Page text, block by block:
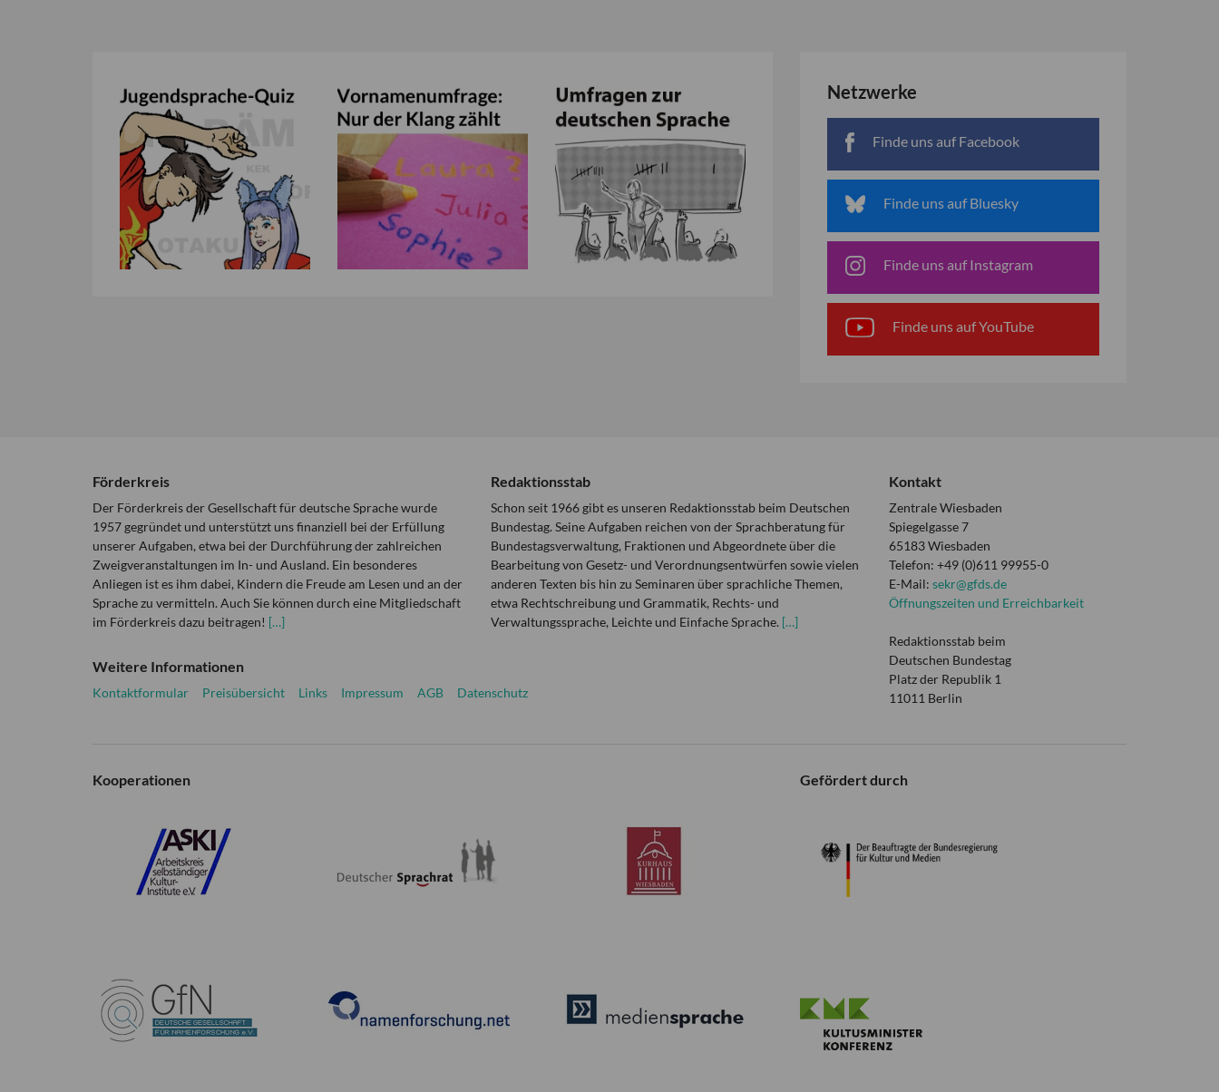
Netzwerke
Finde uns auf Facebook
Finde uns auf Bluesky
Finde uns auf Instagram
Finde uns auf YouTube
Förderkreis
Der Förderkreis der Gesellschaft für deutsche Sprache wurde
1957 gegründet und unterstützt uns finanziell bei der Erfüllung
unserer Aufgaben, etwa bei der Durchführung der zahlreichen
Zweigveranstaltungen im In- und Ausland. Ein besonderes
Anliegen ist es ihm dabei, Kindern die Freude am Lesen und an der
Sprache zu vermitteln. Auch Sie können durch eine Mitgliedschaft
im Förderkreis dazu beitragen! […]
Redaktionsstab
Schon seit 1966 gibt es unseren Redaktionsstab beim Deutschen
Bundestag. Seine Aufgaben reichen von der Sprachberatung für
Bundestagsverwaltung, Fraktionen und Abgeordnete über die
Bearbeitung von Gesetz- und Verordnungsentwürfen sowie vielen
anderen Texten bis hin zu Seminaren über sprachliche Themen,
etwa Rechtschreibung und Grammatik, Rechts- und
Verwaltungssprache, Leichte und Einfache Sprache. […]
Weitere Informationen
Kontaktformular Preisübersicht Links Impressum AGB Datenschutz
Kontakt
Zentrale Wiesbaden
Spiegelgasse 7
65183 Wiesbaden
Telefon: +49 (0)611 99955-0
E-Mail: sekr@gfds.de
Öffnungszeiten und Erreichbarkeit
Redaktionsstab beim
Deutschen Bundestag
Platz der Republik 1
11011 Berlin
Kooperationen Gefördert durch